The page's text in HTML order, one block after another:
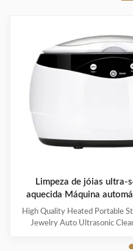
Limpeza de jóias ultra-
aquecida Máquina
ultra-sônica
High Quality Heated Portable
Jewelry Auto Ultrasonic
Circuit Board Auto Ultrasonic